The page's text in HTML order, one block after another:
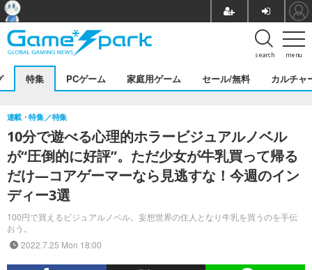
menu
search
特集 PCゲーム 家庭用ゲーム セール/無料 カルチャ
10分で遊べる心理的ホラービジュアルノベル
が“圧倒的に好評”。ただ少女が牛乳買って帰る
だけ―コアゲーマーなら見逃すな！今週のイン
ディー3選
100円で買えるビジュアルノベル。妄想世界の住人となり牛乳を買うのを手伝
おう。
連載・特集 特集
2022.7.25 Mon 18:00